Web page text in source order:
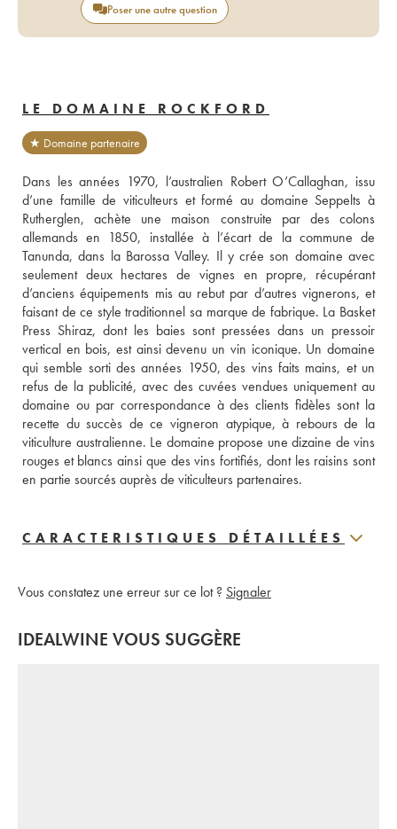
Poser une autre question
LE DOMAINE ROCKFORD
★ Domaine partenaire
Dans les années 1970, l’australien Robert O’Callaghan, issu
d’une famille de viticulteurs et formé au domaine Seppelts à
Rutherglen, achète une maison construite par des colons
allemands en 1850, installée à l’écart de la commune de
Tanunda, dans la Barossa Valley. Il y crée son domaine avec
seulement deux hectares de vignes en propre, récupérant
d’anciens équipements mis au rebut par d’autres vignerons, et
faisant de ce style traditionnel sa marque de fabrique. La Basket
Press Shiraz, dont les baies sont pressées dans un pressoir
vertical en bois, est ainsi devenu un vin iconique. Un domaine
qui semble sorti des années 1950, des vins faits mains, et un
refus de la publicité, avec des cuvées vendues uniquement au
domaine ou par correspondance à des clients fidèles sont la
recette du succès de ce vigneron atypique, à rebours de la
viticulture australienne. Le domaine propose une dizaine de vins
rouges et blancs ainsi que des vins fortifiés, dont les raisins sont
en partie sourcés auprès de viticulteurs partenaires.
CARACTERISTIQUES DÉTAILLÉES
Vous constatez une erreur sur ce lot ? Signaler
IDEALWINE VOUS SUGGÈRE